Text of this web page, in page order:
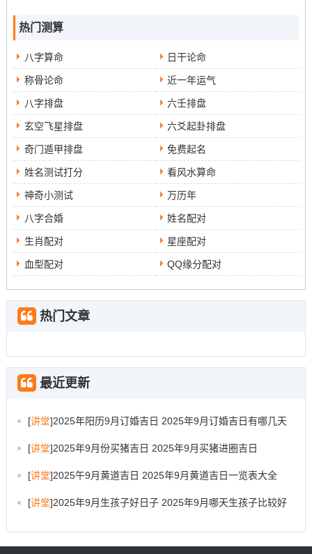
热门测算
八字算命 日干论命
称骨论命 近一年运气
八字排盘 六壬排盘
玄空飞星排盘 六爻起卦排盘
奇门遁甲排盘 免费起名
姓名测试打分 看风水算命
神奇小测试 万历年
八字合婚 姓名配对
生肖配对 星座配对
血型配对 QQ缘分配对
热门文章
最近更新
[讲堂]2025年阳历9月订婚吉日 2025年9月订婚吉日有哪几天
[讲堂]2025年9月份买猪吉日 2025年9月买猪进圈吉日
[讲堂]2025午9月黄道吉日 2025年9月黄道吉日一览表大全
[讲堂]2025年9月生孩子好日子 2025年9月哪天生孩子比较好